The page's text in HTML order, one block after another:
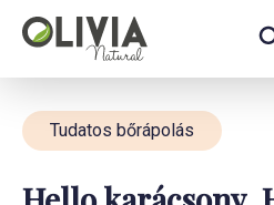
Tudatos bőrápolás